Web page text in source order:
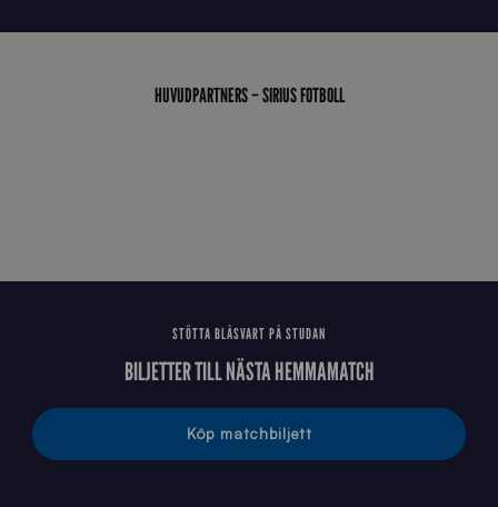
HUVUDPARTNERS – SIRIUS FOTBOLL
STÖTTA BLÅSVART PÅ STUDAN
BILJETTER TILL NÄSTA HEMMAMATCH
Köp matchbiljett